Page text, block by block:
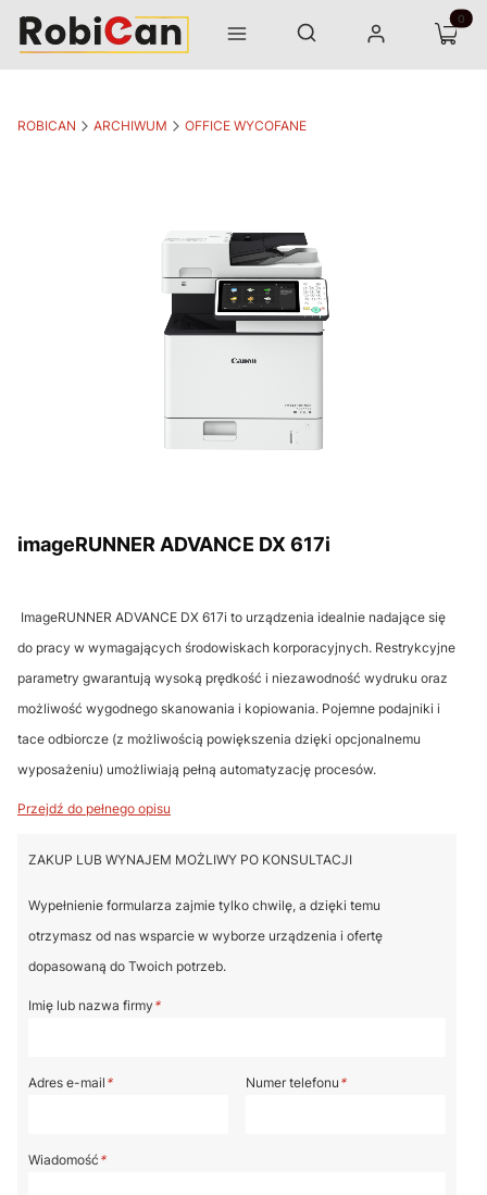
Menu Otwórz wyszukiwarkę
Szukaj Zaloguj się Koszyk
ROBICAN ARCHIWUM OFFICE WYCOFANE
imageRUNNER ADVANCE DX 617i
ImageRUNNER ADVANCE DX 617i to urządzenia idealnie nadające się
do pracy w wymagających środowiskach korporacyjnych. Restrykcyjne
parametry gwarantują wysoką prędkość i niezawodność wydruku oraz
możliwość wygodnego skanowania i kopiowania. Pojemne podajniki i
tace odbiorcze (z możliwością powiększenia dzięki opcjonalnemu
wyposażeniu) umożliwiają pełną automatyzację procesów.
Przejdź do pełnego opisu
ZAKUP LUB WYNAJEM MOŻLIWY PO KONSULTACJI
Wypełnienie formularza zajmie tylko chwilę, a dzięki temu
otrzymasz od nas wsparcie w wyborze urządzenia i ofertę
dopasowaną do Twoich potrzeb.
Imię lub nazwa firmy *
Adres e-mail * Numer telefonu *
Wiadomość *